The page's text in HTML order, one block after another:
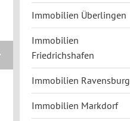
Immobilien Überlingen
Immobilien
Friedrichshafen
Immobilien Ravensburg
Immobilien Markdorf